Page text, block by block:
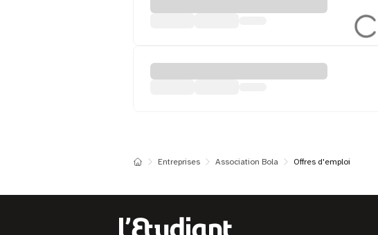
Entreprises Association Bola Offres d'emploi